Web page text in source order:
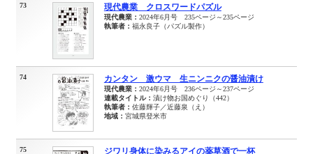
73 現代農業 クロスワードパズル
現代農業： 2024年6月号 235ページ～235ページ
執筆者： 福永良子（パズル製作）
74 カンタン 激ウマ 生ニンニクの醤油漬け
現代農業： 2024年6月号 236ページ～237ページ
連載タイトル： 漬け物お国めぐり（442）
執筆者： 佐藤輝子／近藤泉（え）
地域： 宮城県登米市
75 ジワリ身体に染みるアイの薬草酒で一杯